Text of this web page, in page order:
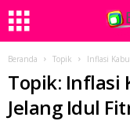
Beranda Topik Inflasi
Topik: Inflasi
Jelang Idul